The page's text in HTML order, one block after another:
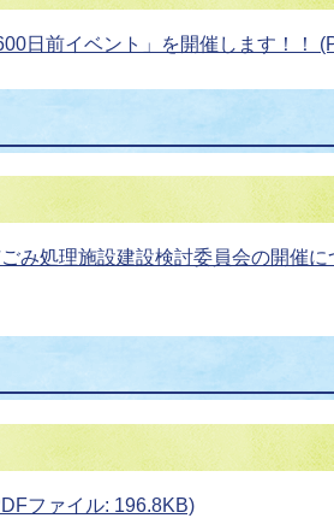
日前イベント」を開催します！！
み処理施設建設検討委員会の開催
ファイル: 196.8KB)